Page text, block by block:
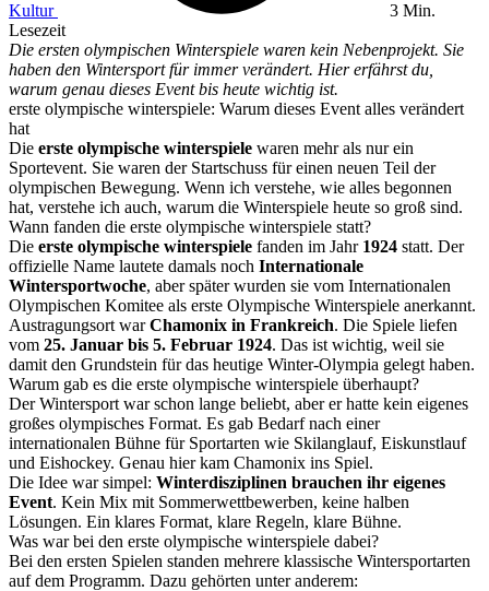
Kultur
3 Min.
Lesezeit
Die ersten olympischen Winterspiele waren kein Nebenprojekt. Sie
haben den Wintersport für immer verändert. Hier erfährst du,
warum genau dieses Event bis heute wichtig ist.
erste olympische winterspiele: Warum dieses Event alles verändert
hat
Die erste olympische winterspiele waren mehr als nur ein
Sportevent. Sie waren der Startschuss für einen neuen Teil der
olympischen Bewegung. Wenn ich verstehe, wie alles begonnen
hat, verstehe ich auch, warum die Winterspiele heute so groß sind.
Wann fanden die erste olympische winterspiele statt?
Die erste olympische winterspiele fanden im Jahr 1924 statt. Der
offizielle Name lautete damals noch Internationale
Wintersportwoche, aber später wurden sie vom Internationalen
Olympischen Komitee als erste Olympische Winterspiele anerkannt.
Austragungsort warChamonix in Frankreich. Die Spiele liefen
vom 25. Januar bis 5. Februar 1924. Das ist wichtig, weil sie
damit den Grundstein für das heutige Winter-Olympia gelegt haben.
Warum gab es die erste olympische winterspiele überhaupt?
Der Wintersport war schon lange beliebt, aber er hatte kein eigenes
großes olympisches Format. Es gab Bedarf nach einer
internationalen Bühne für Sportarten wie Skilanglauf, Eiskunstlauf
und Eishockey. Genau hier kam Chamonix ins Spiel.
Die Idee war simpel: Winterdisziplinen brauchen ihr eigenes
Event. Kein Mix mit Sommerwettbewerben, keine halben
Lösungen. Ein klares Format, klare Regeln, klare Bühne.
Was war bei den erste olympische winterspiele dabei?
Bei den ersten Spielen standen mehrere klassische Wintersportarten
auf dem Programm. Dazu gehörten unter anderem: